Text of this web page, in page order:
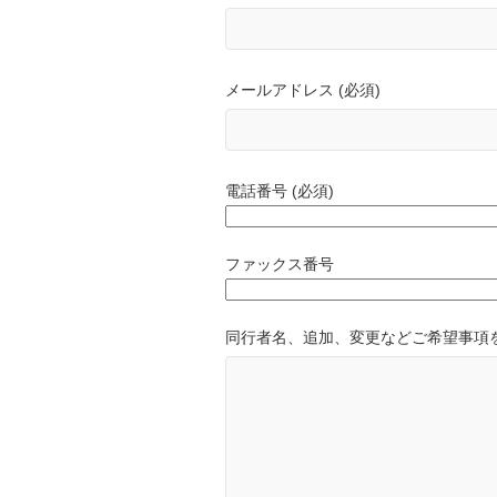
メールアドレス (必須)
電話番号 (必須)
ファックス番号
同行者名、追加、変更などご希望事項